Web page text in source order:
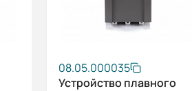
08.05.000035
Устройство плавного